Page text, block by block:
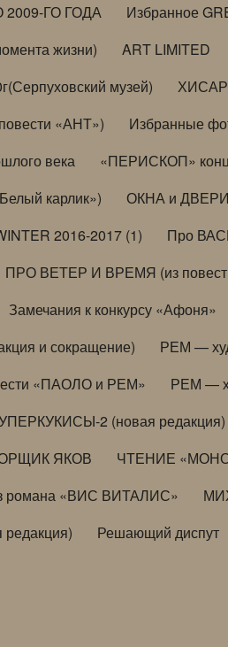
ГО ГОДА
Избранное
жизни)
ART LIMITED
музей)
«АНТ»)
Избранные
века
«ПЕРИСКОП»
карлик»)
ОКНА и ДВЕРИ
2016-2017 (1) Про
ПРО ВЕТЕР И ВРЕМЯ (из
Замечания к конкурсу «Афоня»
и сокращение)
РЕМ —
«ПАОЛО и РЕМ»
РЕМ —
2 (новая редакция)
ЯКОВ ЧТЕНИЕ
романа «ВИС ВИТАЛИС»
Решающий диспут